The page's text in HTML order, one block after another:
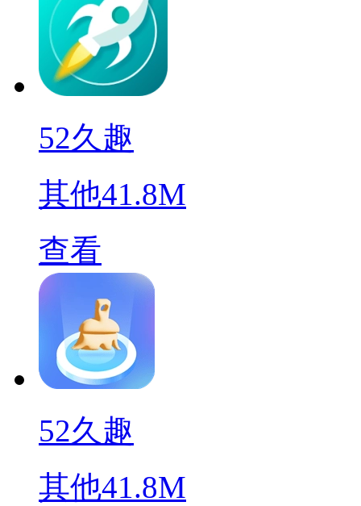
52久趣
其他41.8M
查看
52久趣
其他41.8M